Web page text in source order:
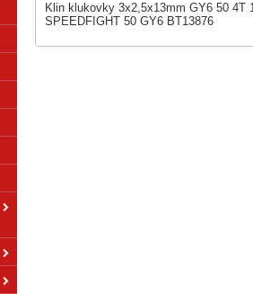
Klin klukovky 3x2,5x13mm GY6 50
SPEEDFIGHT 50 GY6 BT13876